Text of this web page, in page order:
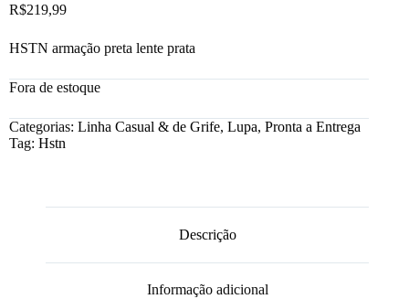
R$219,99
HSTN armação preta lente prata
Fora de estoque
Categorias: Linha Casual & de Grife, Lupa, Pronta a Entrega
Tag: Hstn
Descrição
Informação adicional